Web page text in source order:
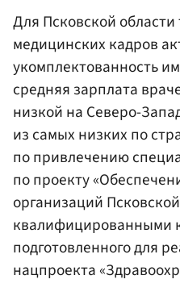
Для Псковской
медицинских кадров
укомплектованность
средняя зарплата
низкой на Северо-
из самых низких по
по привлечению
по проекту
организаций
квалифицированными
подготовленного для
нацпроекта